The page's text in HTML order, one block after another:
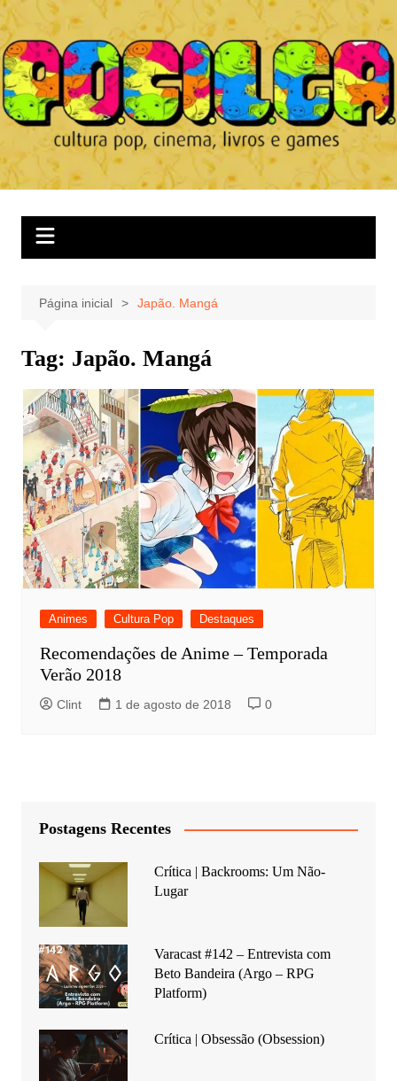
Ir
para
o
conteúdo
Página inicial Japão. Mangá
Tag: Japão. Mangá
Animes Cultura Pop Destaques
Recomendações de Anime – Temporada
Verão 2018
Clint 1 de agosto de 2018 0
Postagens Recentes
Crítica | Backrooms: Um Não-
Lugar
Varacast #142 – Entrevista com
Beto Bandeira (Argo – RPG
Platform)
Crítica | Obsessão (Obsession)